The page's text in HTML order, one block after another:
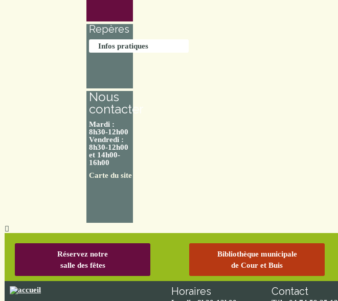
Repères
Infos pratiques
Nous
contacter
Mardi :
8h30-12h00
Vendredi :
8h30-12h00
et 14h00-
16h00
Carte du site
Réservez notre
salle des fêtes
Bibliothèque municipale
de Cour et Buis
Horaires Contact